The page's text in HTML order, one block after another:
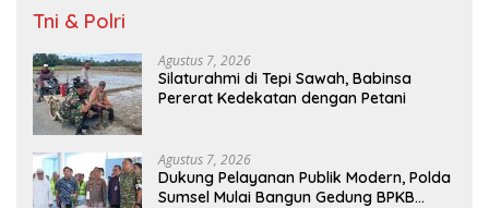
Tni & Polri
Agustus 7, 2026
Silaturahmi di Tepi Sawah, Babinsa
Pererat Kedekatan dengan Petani
Agustus 7, 2026
Dukung Pelayanan Publik Modern, Polda
Sumsel Mulai Bangun Gedung BPKB